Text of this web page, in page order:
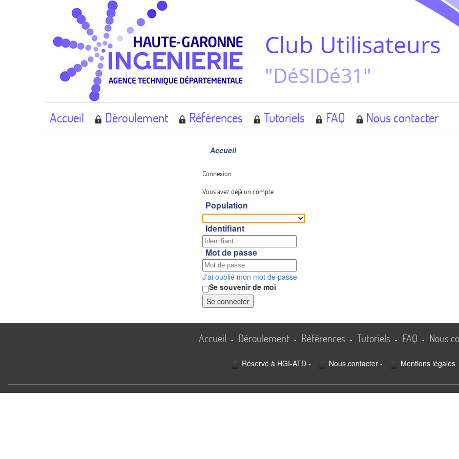
Club Utilisateurs
"DéSIDé31"
Accueil Déroulement Références Tutoriels FAQ Nous contacter
Accueil
Connexion
Vous avez déjà un compte
Population
Identifiant
Mot de passe
J'ai oublié mon mot de passe
Se souvenir de moi
Se connecter
Accueil - Déroulement - Références - Tutoriels - FAQ - Nous
Réservé à HGI-ATD- Nous contacter- Mentions légales